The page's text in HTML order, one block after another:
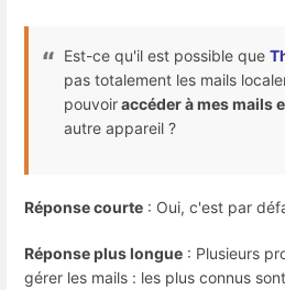
Est-ce qu'il est possible que
pas totalement les mails
pouvoiraccéder à mes mails
autre appareil ?
Réponse courte : Oui, c'est par
Réponse plus longue : Plusieurs
gérer les mails : les plus connus